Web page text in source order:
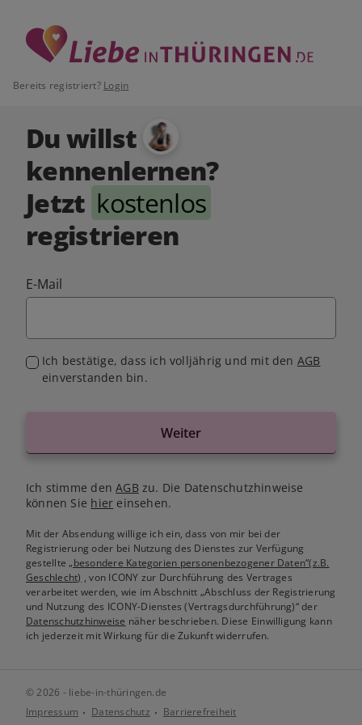
Bereits registriert? Login
Du willst
kennenlernen?
Jetzt kostenlos
registrieren
E-Mail
Ich bestätige, dass ich volljährig und mit den AGB
einverstanden bin.
Weiter
Ich stimme denAGB zu. Die Datenschutzhinweise
können Sie hier einsehen.
Mit der Absendung willige ich ein, dass von mir bei der
Registrierung oder bei Nutzung des Dienstes zur Verfügung
gestellte„besondere Kategorien personenbezogener Daten“(z.B.
Geschlecht) , von ICONY zur Durchführung des Vertrages
verarbeitet werden, wie im Abschnitt „Abschluss der Registrierung
und Nutzung des ICONY-Dienstes (Vertragsdurchführung)“ der
Datenschutzhinweise näher beschrieben. Diese Einwilligung kann
ich jederzeit mit Wirkung für die Zukunft widerrufen.
© 2026 - liebe-in-thüringen.de
Impressum
Datenschutz Barrierefreiheit